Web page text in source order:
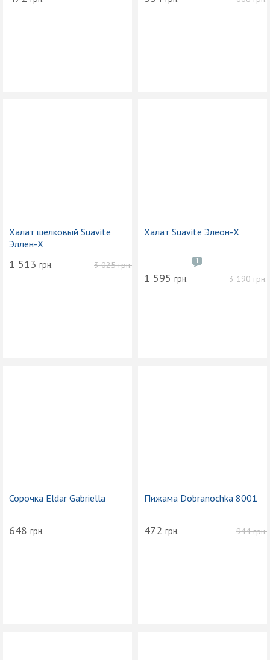
Халат шелковый Suavite
Эллен-Х
3 025грн.
1 513 грн.
Халат Suavite Элеон-Х
1
3 190грн.
1 595 грн.
Сорочка Eldar Gabriella
648 грн.
Пижама Dobranochka 8001
944грн.
472 грн.